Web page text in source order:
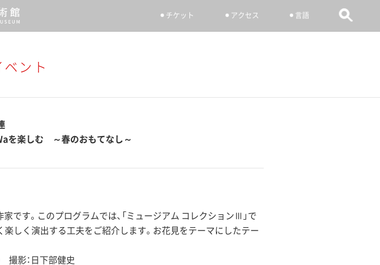
チケット アクセス 言語
ベント
を楽しむ ～春のおもてなし～
す。このプログラムでは、「ミュージアム コレクションⅢ」で
しく演出する工夫をご紹介します。お花見をテーマにしたテー
撮影：日下部健史